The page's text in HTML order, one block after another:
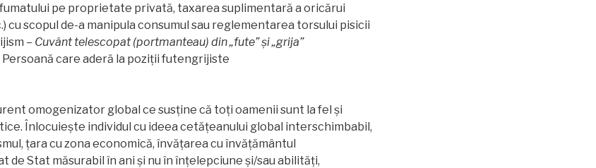
pe proprietate privată, taxarea suplimentară a oricărui
cu scopul de-a manipula consumul sau reglementarea torsului pisicii
– Cuvânt telescopat (portmanteau) din „fute” și „grija”
care aderă la poziții futengrijiste
omogenizator global ce susține că toți oamenii sunt la fel și
Înlocuiește individul cu ideea cetățeanului global interschimbabil,
țara cu zona economică, învățarea cu învățământul
Stat măsurabil în ani și nu în înțelepciune și/sau abilități,